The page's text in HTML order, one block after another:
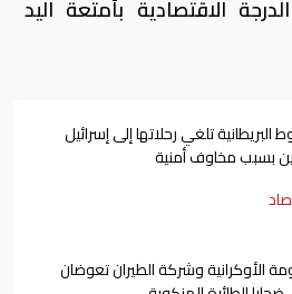
الاقتصادية بأمتعة اليد
البريطانية تلغي رحلاتها إلى إسرائيل
بسبب مخاوف أمنية
الأوكرانية وشركة الطيران تعوضان